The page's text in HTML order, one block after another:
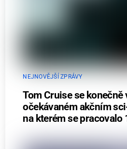
NEJNOVĚJŠÍ ZPRÁVY
Tom Cruise se
očekávaném akčním
na kterém se pracovalo